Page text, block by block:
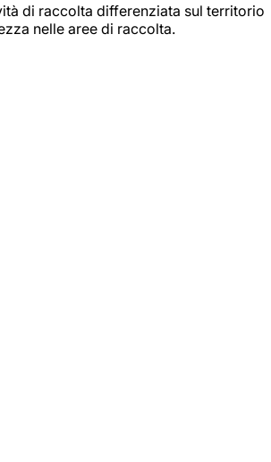
di raccolta differenziata sul territorio
nelle aree di raccolta.